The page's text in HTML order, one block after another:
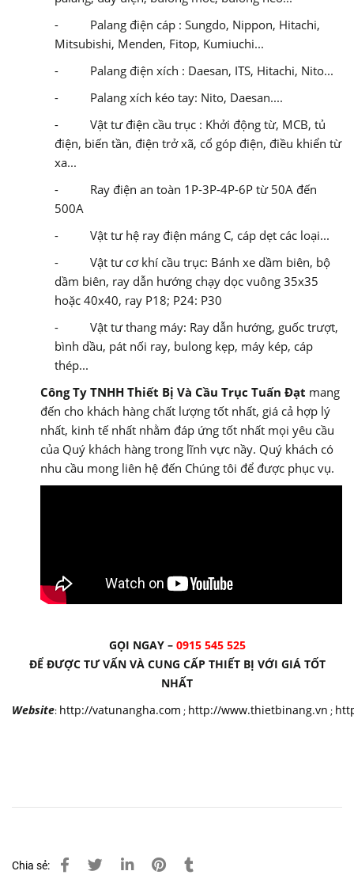
- Palang điện cáp : Sungdo, Nippon, Hitachi,
Mitsubishi, Menden, Fitop, Kumiuchi...
- Palang điện xích : Daesan, ITS, Hitachi, Nito...
- Palang xích kéo tay: Nito, Daesan....
- Vật tư điện cầu trục : Khởi động từ, MCB, tủ
điện, biến tần, điện trở xã, cổ góp điện, điều khiển từ
xa...
- Ray điện an toàn 1P-3P-4P-6P từ 50A đến
500A
- Vật tư hệ ray điện máng C, cáp dẹt các loại...
- Vật tư cơ khí cầu trục: Bánh xe dầm biên, bộ
dầm biên, ray dẫn hướng chạy dọc vuông 35x35
hoặc 40x40, ray P18; P24: P30
- Vật tư thang máy: Ray dẫn hướng, guốc trượt,
bình dầu, pát nối ray, bulong kẹp, máy kép, cáp
thép...
Công Ty TNHH Thiết Bị Và Cầu Trục Tuấn Đạt mang
đến cho khách hàng chất lượng tốt nhất, giá cả hợp lý
nhất, kinh tế nhất nhằm đáp ứng tốt nhất mọi yêu cầu
của Quý khách hàng trong lĩnh vực nầy. Quý khách có
nhu cầu mong liên hệ đến Chúng tôi để được phục vụ.
GỌI NGAY – 0915 545 525
ĐỂ ĐƯỢC TƯ VẤN VÀ CUNG CẤP THIẾT BỊ VỚI GIÁ TỐT
NHẤT
Website: http://vatunangha.com ; http://www.thietbinang.vn ;
Chia sẻ: